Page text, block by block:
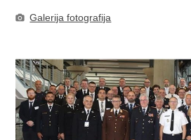
Galerija fotografija